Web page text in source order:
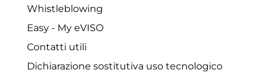
Whistleblowing
Easy - My eVISO
Contatti utili
Dichiarazione sostitutiva uso tecnologico